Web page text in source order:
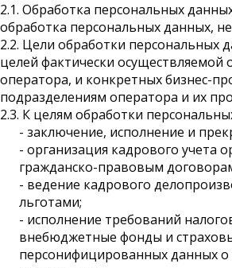
2.1. Обработка персональных
обработка персональных данных,
2.2. Цели обработки персональных
целей фактически
оператора, и конкретных бизнес-
подразделениям оператора и их
2.3. К целям обработки
- заключение, исполнение и
- организация кадрового учета
гражданско-правовым
- ведение кадрового
льготами;
- исполнение требований
внебюджетные фонды и
персонифицированных данных о